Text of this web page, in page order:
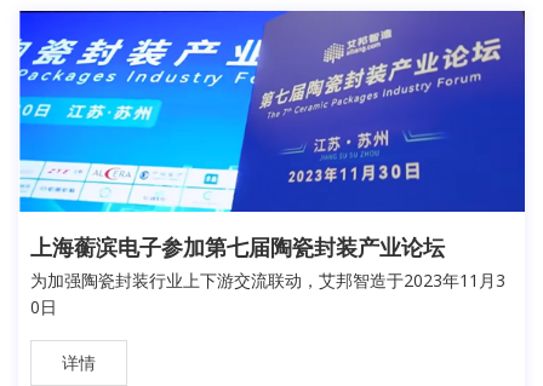
上海蘅滨电子参加第七届陶瓷封装产业论坛
为加强陶瓷封装行业上下游交流联动，艾邦智造于2023年11月3
0日
详情